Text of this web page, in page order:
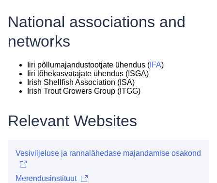
National associations and
networks
Iiri põllumajandustootjate ühendus ( IFA)
Iiri lõhekasvatajate ühendus (ISGA)
Irish Shellfish Association (ISA)
Irish Trout Growers Group (ITGG)
Relevant Websites
Vesiviljeluse ja rannalähedase majandamise osakond
Merendusinstituut